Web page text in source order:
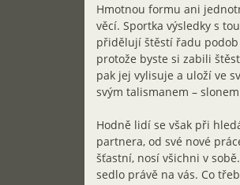
Hmotnou formu ani
věcí. Sportka výsledky s
přidělují štěstí řadu podob
protože byste si zabili
pak jej vylisuje a uloží ve
svým talismanem –
Hodně lidí se však při
partnera, od své nové
šťastní, nosí všichni v
sedlo právě na vás. Co